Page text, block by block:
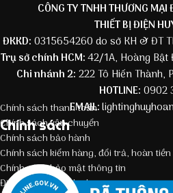
CÔNG TY TNHH THƯƠNG
THIẾT BỊ ĐIỆN
ĐKKD: 0315654260 do sở KH & ĐT
Trụ sở chính HCM:42/1A, Hoàng Bật
Chi nhánh 2: 222 Tô Hiến Thành,
HOTLINE: 0902
EMAIL:
Chính sách
Chính sách thanh toán
Chính sách vận chuyển
Chính sách bảo hành
Chính sách kiểm hàng, đổi trả, hoàn tiền
Chính sách bảo mật thông tin
Điều kiện giao dịch chung